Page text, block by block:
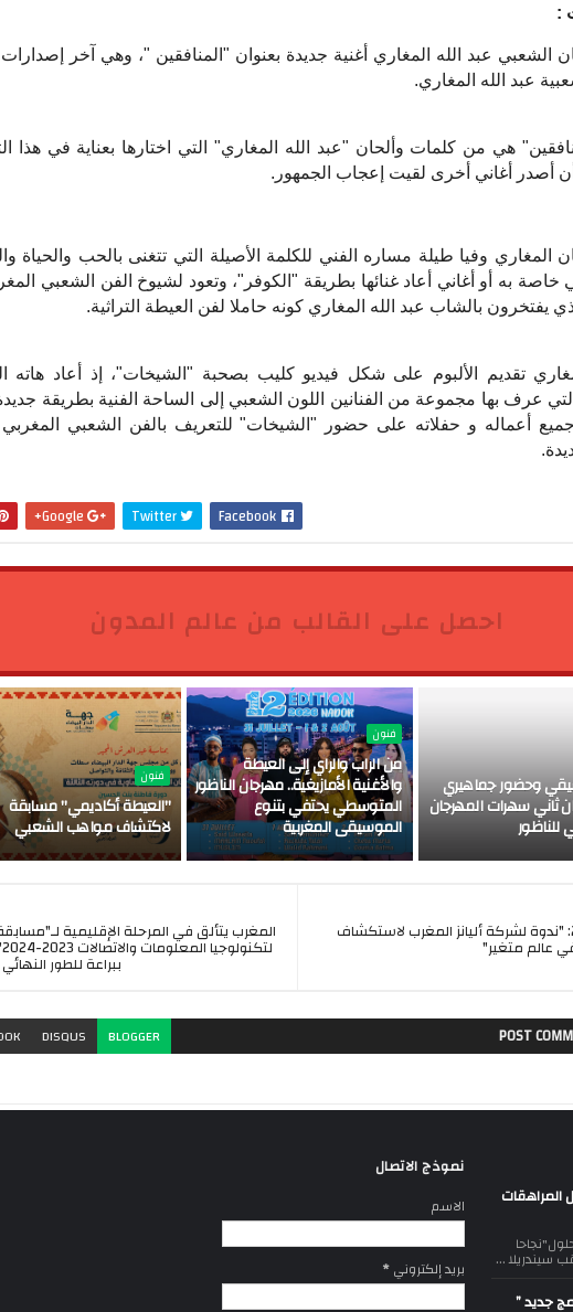
:
الشعبي عبد الله المغاري أغنية جديدة بعنوان "المنافقين "، وهي آخر
عبد الله المغاري.
هي من كلمات وألحان "عبد الله المغاري" التي اختارها بعناية في هذا
أصدر أغاني أخرى لقيت إعجاب الجمهور .
المغاري وفيا طيلة مساره الفني للكلمة الأصيلة التي تتغنى بالحب والحياة
خاصة به أو أغاني أعاد غنائها بطريقة "الكوفر"، وتعود لشيوخ الفن الشعبي
يفتخرون بالشاب عبد الله المغاري كونه حاملا لفن العيطة التراثية.
تقديم الألبوم على شكل فيديو كليب بصحبة "الشيخات"، إذ أعاد هاته
عرف بها مجموعة من الفنانين اللون الشعبي إلى الساحة الفنية بطريقة
أعماله و حفلاته على حضور "الشيخات" للتعريف بالفن الشعبي المغربي
.
Facebook
Twitter
احصل على القالب من عالم المدون
وحضور جماهيري
ثاني سهرات المهرجان
فنون
من الراب والراي إلى العيطة
والأغنية الأمازيغية.. مهرجان الناظور
المتوسطي يحتفي بتنوع
الموسيقى المغربية
فنون
"العيطة أكاديمي" مسابقة
لاكتشاف مواهب الشعبي
المغرب يتألق في المرحلة الإقليمية
ببراعة للطور
مغرب 2030: "ندوة لشركة أليانز المغرب لاستكشاف
عالم متغير"
POST
BLOGGER
DISQUS
المراهقات
سيندريلا ...
جديد ”
نموذج الاتصال
الاسم
بريد إلكتروني*